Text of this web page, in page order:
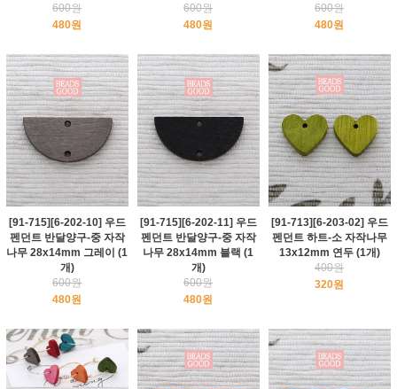
600원
480원
600원
480원
600원
480원
[91-715][6-202-10] 우드
펜던트 반달양구-중 자작
나무 28x14mm 그레이 (1
개)
600원
480원
[91-715][6-202-11] 우드
펜던트 반달양구-중 자작
나무 28x14mm 블랙 (1
개)
600원
480원
[91-713][6-203-02] 우드
펜던트 하트-소 자작나무
13x12mm 연두 (1개)
400원
320원